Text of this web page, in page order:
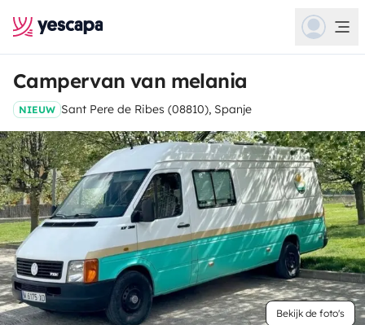
Campervan van melania
NIEUW Sant Pere de Ribes (08810), Spanje
Bekijk de foto's